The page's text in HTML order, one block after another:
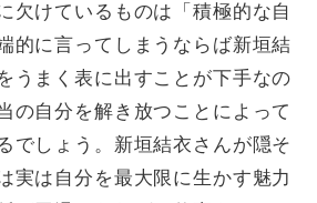
欠けているものは「積極的な自
的に言ってしまうならば新垣結
うまく表に出すことが下手なの
の自分を解き放つことによって
でしょう。新垣結衣さんが隠そ
実は自分を最大限に生かす魅力